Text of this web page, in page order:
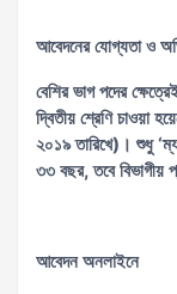
আবেদনের যোগ্যতা ও
বেশির ভাগ পদের
দ্বিতীয় শ্রেণি চাওয়া
২০১৯ তারিখে)। শুধু
৩৩ বছর, তবে বিভাগীয়
আবেদন অনলাইনে